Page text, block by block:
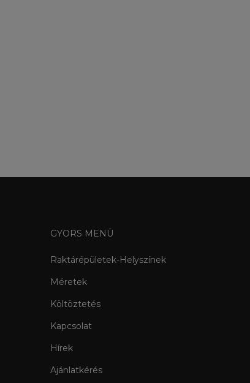
GYORS MENÜ
Raktárépületek-Helyszínek
Méretek
Költöztetés
Kapcsolat
Hírek
Ajánlatkérés